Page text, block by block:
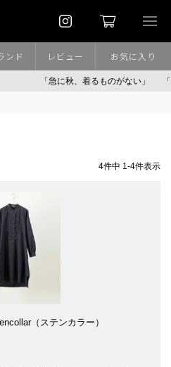
「急に秋、着るものがない」 「
ンド レビュー お気に入り
4件中 1-4件表示
（ステンカラー）